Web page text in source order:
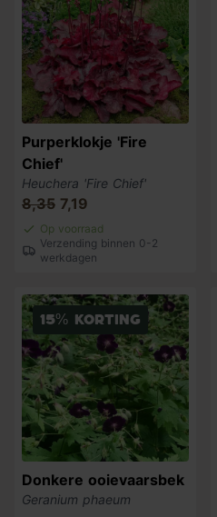
Purperklokje 'Fire
Chief'
Heuchera 'Fire Chief'
8,35 7,19
Op voorraad
Verzending binnen 0-2
werkdagen
15% korting
Donkere ooievaarsbek
Geranium phaeum